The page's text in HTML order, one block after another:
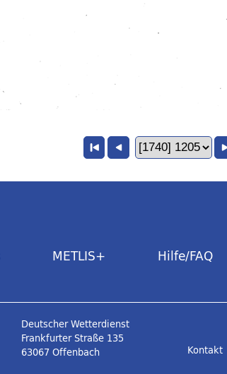
METLIS+ Hilfe/FAQ
Deutscher Wetterdienst
Frankfurter Straße 135
63067 Offenbach
Kontakt